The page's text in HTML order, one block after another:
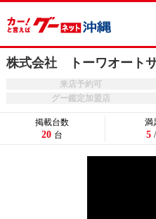
株式会社 トーワオート
来店予約可
グー鑑定加盟店
掲載台数
20 台
満
5